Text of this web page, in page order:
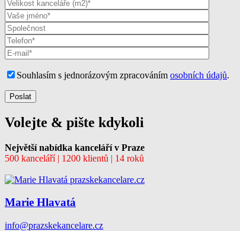
Souhlasím s jednorázovým zpracováním osobních údajů.
Volejte & pište kdykoli
Největší nabídka kanceláří v Praze
500 kanceláří | 1200 klientů | 14 roků
Marie Hlavatá
info@prazskekancelare.cz